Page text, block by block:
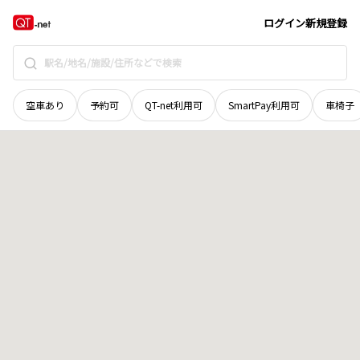
ログイン新規登録
空車あり 予約可 QT-net利用可 SmartPay利用可 車椅子
秋田県